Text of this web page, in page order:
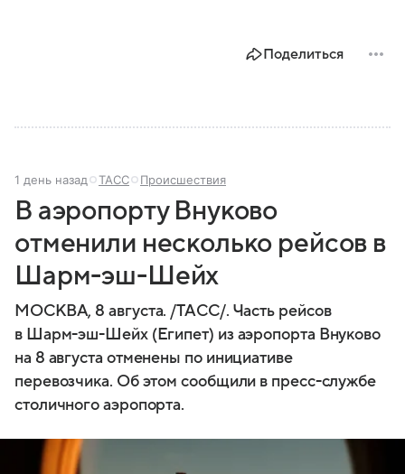
Поделиться
1 день назад ТАСС Происшествия
В аэропорту Внуково
отменили несколько рейсов в
Шарм-эш-Шейх
МОСКВА, 8 августа. /ТАСС/. Часть рейсов
в Шарм-эш-Шейх (Египет) из аэропорта Внуково
на 8 августа отменены по инициативе
перевозчика. Об этом сообщили в пресс-службе
столичного аэропорта.